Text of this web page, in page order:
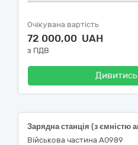
Очікувана вартість
72 000,00 UAH
з ПДВ
Дивитись
Військова частина А0989